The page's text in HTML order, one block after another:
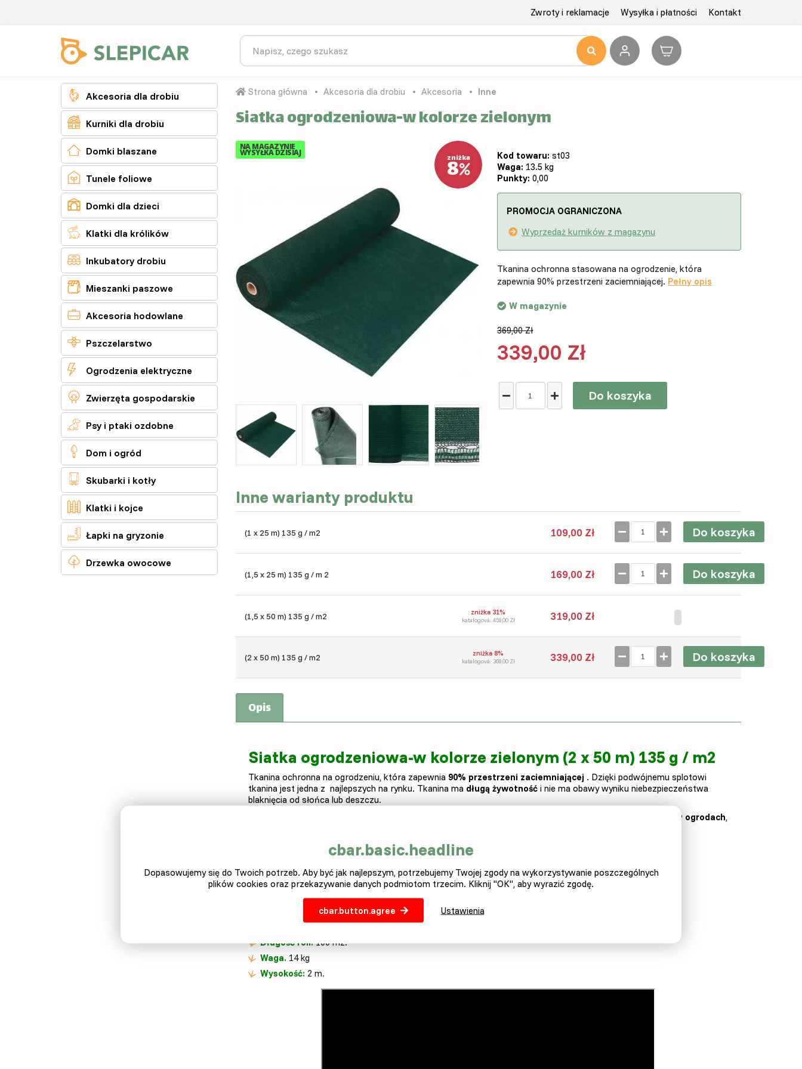
Zwroty i reklamacje Wysyłka i płatności Kontakt
 Akcesoria dla drobiu
 Kurniki dla drobiu
 Domki blaszane
 Tunele foliowe
 Domki dla dzieci
 Klatki dla królików
 Inkubatory drobiu
 Mieszanki paszowe
 Akcesoria hodowlane
 Pszczelarstwo
 Ogrodzenia elektryczne
 Zwierzęta gospodarskie
 Psy i ptaki ozdobne
 Dom i ogród
 Skubarki i kotły
 Klatki i kojce
 Łapki na gryzonie
 Drzewka owocowe
Strona główna Akcesoria dla drobiu Akcesoria Inne
Siatka ogrodzeniowa-w kolorze zielonym
zniżka
8
NA MAGAZYNIE
WYSYŁKA DZISIAJ Kod towaru: st03
Waga: 13.5 kg
Punkty: 0,00
PROMOCJA OGRANICZONA
Wyprzedaż kurników z magazynu
Tkanina ochronna stasowana na ogrodzenie, która
zapewnia 90% przestrzeni zaciemniającej. Pełny opis
W magazynie
369,00 Zł
339,00 Zł
Do koszyka
Inne warianty produktu
(1 x 25 m) 135 g / m2 109,00 Zł Do koszyka
(1,5 x 25 m) 135 g / m 2 169,00 Zł Do koszyka
(1,5 x 50 m) 135 g / m2 zniżka 31%
katalogová: 459,00 Zł 319,00 Zł
(2 x 50 m) 135 g / m2 zniżka 8%
katalogová: 369,00 Zł 339,00 Zł Do koszyka
Opis
Siatka ogrodzeniowa-w kolorze zielonym (2 x 50 m) 135 g / m2
Tkanina ochronna na ogrodzeniu, która zapewnia 90% przestrzeni zaciemniającej . Dzięki podwójnemu splotowi
tkanina jest jedna z najlepszych na rynku. Tkanina ma długą żywotnośći nie ma obawy wyniku niebezpieczeństwa
blaknięcia od słońca lub deszczu.
aby zmniejszyć jego przezroczystość na tarasach, w ogrodach,
Parametry tkaniny:
Materiał.Tekstylia
Zielony
50 m.
Zaciemnienie.90%
Długość roli.100 m2.
Waga. 14 kg
Wysokość: 2 m.
cbar.basic.headline
Dopasowujemy się do Twoich potrzeb. Aby być jak najlepszym, potrzebujemy Twojej zgody na wykorzystywanie poszczególnych
plików cookies oraz przekazywanie danych podmiotom trzecim. Kliknij "OK", aby wyrazić zgodę.
cbar.button.agree Ustawienia